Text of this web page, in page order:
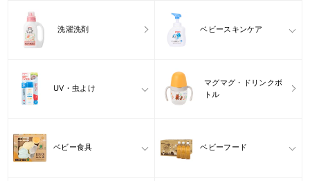
洗濯洗剤 ベビースキンケア
UV・虫よけ
マグマグ・ドリンクボ
トル
ベビー食具 ベビーフード